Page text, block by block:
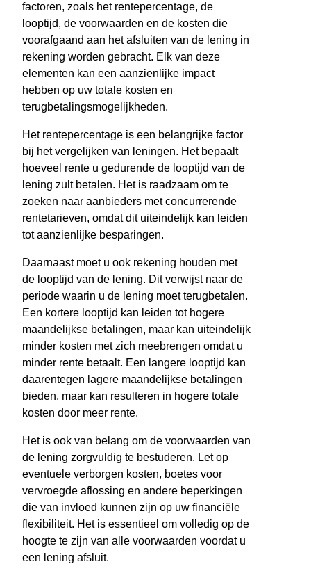
factoren, zoals het rentepercentage, de
looptijd, de voorwaarden en de kosten die
voorafgaand aan het afsluiten van de lening in
rekening worden gebracht. Elk van deze
elementen kan een aanzienlijke impact
hebben op uw totale kosten en
terugbetalingsmogelijkheden.
Het rentepercentage is een belangrijke factor
bij het vergelijken van leningen. Het bepaalt
hoeveel rente u gedurende de looptijd van de
lening zult betalen. Het is raadzaam om te
zoeken naar aanbieders met concurrerende
rentetarieven, omdat dit uiteindelijk kan leiden
tot aanzienlijke besparingen.
Daarnaast moet u ook rekening houden met
de looptijd van de lening. Dit verwijst naar de
periode waarin u de lening moet terugbetalen.
Een kortere looptijd kan leiden tot hogere
maandelijkse betalingen, maar kan uiteindelijk
minder kosten met zich meebrengen omdat u
minder rente betaalt. Een langere looptijd kan
daarentegen lagere maandelijkse betalingen
bieden, maar kan resulteren in hogere totale
kosten door meer rente.
Het is ook van belang om de voorwaarden van
de lening zorgvuldig te bestuderen. Let op
eventuele verborgen kosten, boetes voor
vervroegde aflossing en andere beperkingen
die van invloed kunnen zijn op uw financiële
flexibiliteit. Het is essentieel om volledig op de
hoogte te zijn van alle voorwaarden voordat u
een lening afsluit.